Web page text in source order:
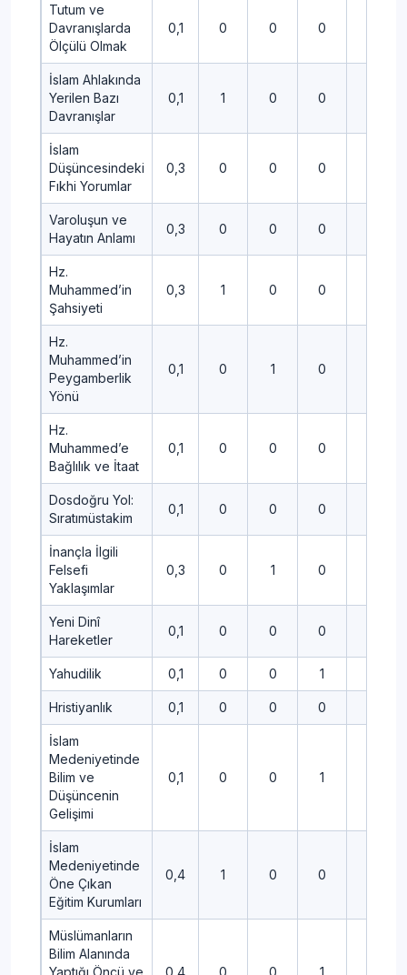
Tutum ve
Davranışlarda
Ölçülü Olmak
0,1 0 0 0
İslam Ahlakında
Yerilen Bazı
Davranışlar
0,1 1 0 0
İslam
Düşüncesindeki
Fıkhi Yorumlar
0,3 0 0 0
Varoluşun ve
Hayatın Anlamı
0,3 0 0 0
Hz.
Muhammed’in
Şahsiyeti
0,3 1 0 0
Hz.
Muhammed’in
Peygamberlik
Yönü
0,1 0 1 0
Hz.
Muhammed’e
Bağlılık ve İtaat
0,1 0 0 0
Dosdoğru Yol:
Sıratımüstakim
0,1 0 0 0
İnançla İlgili
Felsefi
Yaklaşımlar
0,3 0 1 0
Yeni Dinî
Hareketler
0,1 0 0 0
Yahudilik 0,1 0 0 1
Hristiyanlık 0,1 0 0 0
İslam
Medeniyetinde
Bilim ve
Düşüncenin
Gelişimi
0,1 0 0 1
İslam
Medeniyetinde
Öne Çıkan
Eğitim Kurumları
0,4 1 0 0
Müslümanların
Bilim Alanında
Yaptığı Öncü ve
0,4 0 0 1